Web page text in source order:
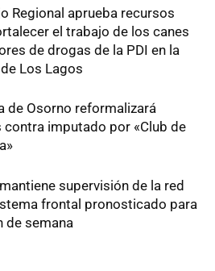
Regional aprueba recursos
el trabajo de los canes
de drogas de la PDI en la
Los Lagos
de Osorno reformalizará
contra imputado por «Club de
supervisión de la red
frontal pronosticado para
de semana